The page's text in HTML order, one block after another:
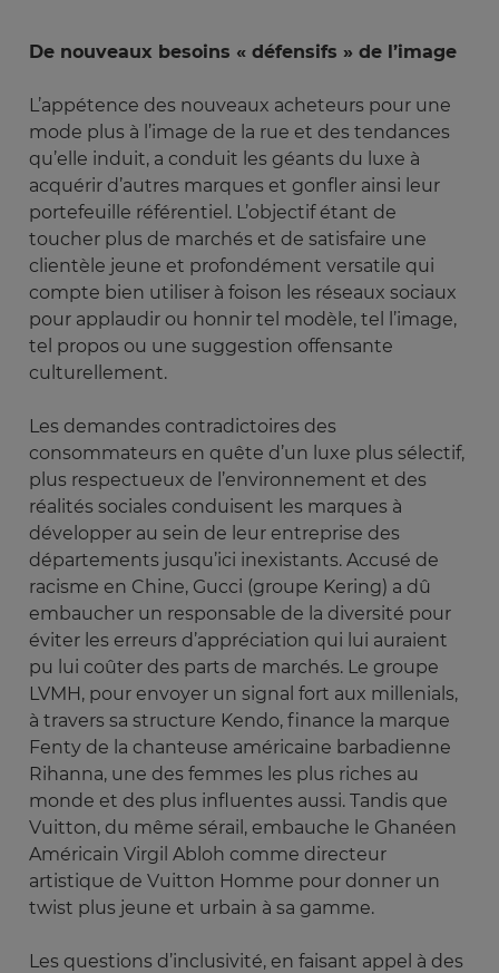
De nouveaux besoins « défensifs » de l’image
L’appétence des nouveaux acheteurs pour une
mode plus à l’image de la rue et des tendances
qu’elle induit, a conduit les géants du luxe à
acquérir d’autres marques et gonfler ainsi leur
portefeuille référentiel. L’objectif étant de
toucher plus de marchés et de satisfaire une
clientèle jeune et profondément versatile qui
compte bien utiliser à foison les réseaux sociaux
pour applaudir ou honnir tel modèle, tel l’image,
tel propos ou une suggestion offensante
culturellement.
Les demandes contradictoires des
consommateurs en quête d’un luxe plus sélectif,
plus respectueux de l’environnement et des
réalités sociales conduisent les marques à
développer au sein de leur entreprise des
départements jusqu’ici inexistants. Accusé de
racisme en Chine, Gucci (groupe Kering) a dû
embaucher un responsable de la diversité pour
éviter les erreurs d’appréciation qui lui auraient
pu lui coûter des parts de marchés. Le groupe
LVMH, pour envoyer un signal fort aux millenials,
à travers sa structure Kendo, finance la marque
Fenty de la chanteuse américaine barbadienne
Rihanna, une des femmes les plus riches au
monde et des plus influentes aussi. Tandis que
Vuitton, du même sérail, embauche le Ghanéen
Américain Virgil Abloh comme directeur
artistique de Vuitton Homme pour donner un
twist plus jeune et urbain à sa gamme.
Les questions d’inclusivité, en faisant appel à des